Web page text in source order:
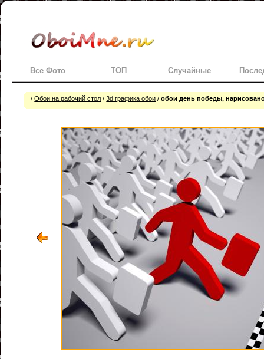
Все Фото ТОП Случайные
/Обои на рабочий стол /3d графика обои /обои день победы,